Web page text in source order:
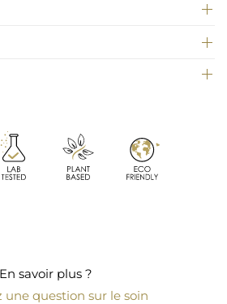
En savoir plus ?
une question sur le soin